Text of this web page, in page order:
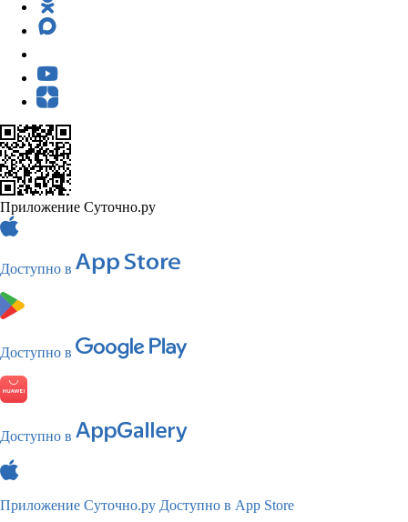
Приложение Суточно.ру
Доступно в
Доступно в
Доступно в
Приложение Суточно.ру Доступно в App Store